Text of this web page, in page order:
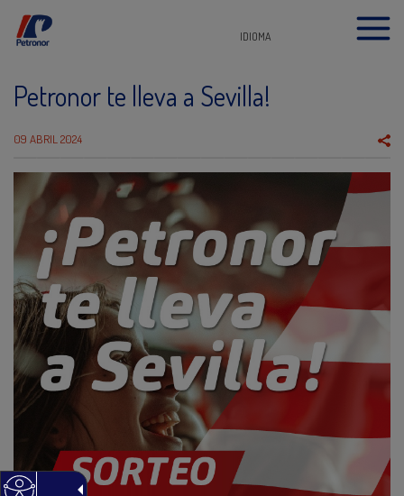
IDIOMA
Petronor te lleva a Sevilla!
09 ABRIL 2024